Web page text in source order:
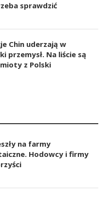
sprawdzić
Chin uderzają w
przemysł. Na liście są
z Polski
na farmy
Hodowcy i firmy